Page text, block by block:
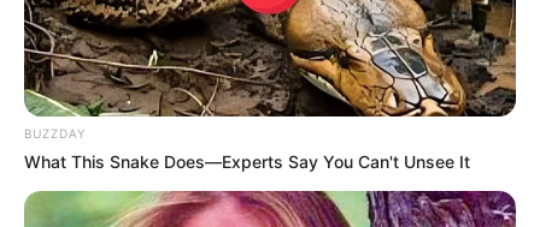
BUZZDAY
What This Snake Does—Experts Say You Can't Unsee It